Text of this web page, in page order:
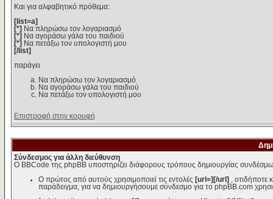
Και για αλφαβητικό πρόθεμα:
[list=a]
[*]
Να πληρώσω τον λογαριασμό
[*]
Να αγοράσω γάλα του παιδιού
[*]
Να πετάξω τον υπολογιστή μου
[/list]
παράγει
Να πληρώσω τον λογαριασμό
Να αγοράσω γάλα του παιδιού
Να πετάξω τον υπολογιστή μου
Επιστροφή στην κορυφή
Σύνδεσμος για άλλη διεύθυνση
Ο BBCode της phpBB υποστηρίζει διάφορους τρόπους δημιουργίας
Ο πρώτος από αυτούς χρησιμοποιεί τις εντολές [url=][/url]
, οτιδήποτε
παράδειγμα, για να δημιουργήσουμε σύνδεσμο για το phpBB.com